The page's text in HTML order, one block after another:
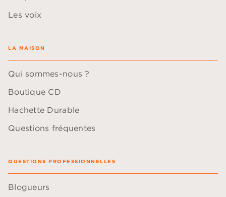
Les voix
LA MAISON
Qui sommes-nous ?
Boutique CD
Hachette Durable
Questions fréquentes
QUESTIONS PROFESSIONNELLES
Blogueurs